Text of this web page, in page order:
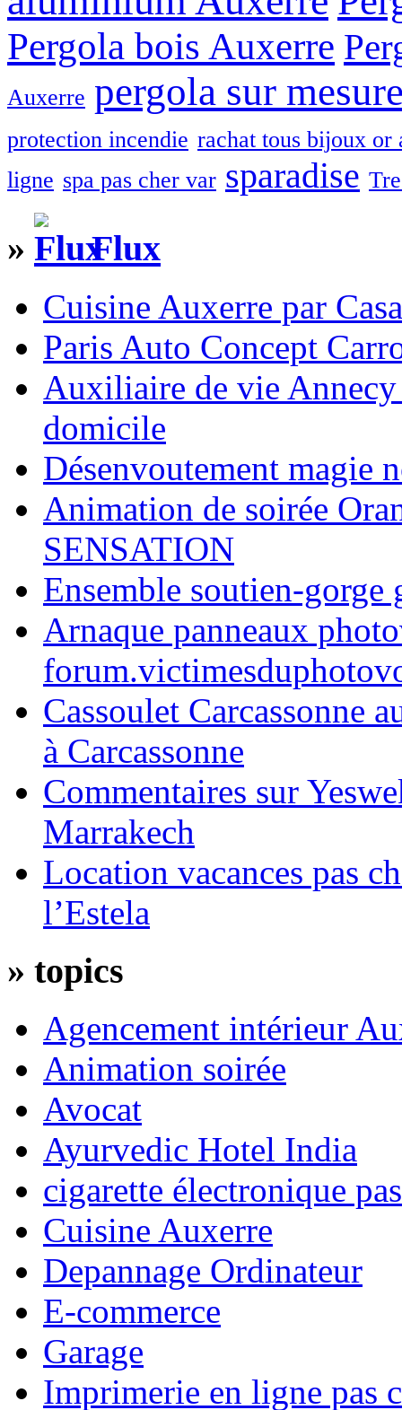
Pergola bois Auxerre
Auxerre pergola sur
protection incendie rachat tous bijoux or
ligne spa pas cher var sparadise
» Flux
Cuisine Auxerre par
Paris Auto Concept
Auxiliaire de vie
domicile
Désenvoutement magie
Animation de soirée
SENSATION
Ensemble soutien-gorge
Arnaque panneaux
Cassoulet Carcassonne
à Carcassonne
Commentaires sur
Marrakech
Location vacances pas
l’Estela
» topics
Agencement intérieur
Animation soirée
Avocat
Ayurvedic Hotel India
cigarette électronique
Cuisine Auxerre
Depannage Ordinateur
E-commerce
Garage
Imprimerie en ligne pas